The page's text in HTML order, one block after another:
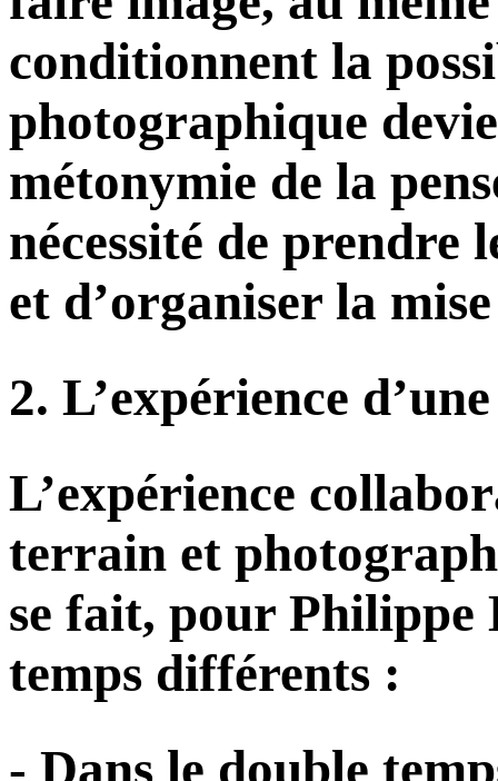
conditionnent la
photographique
métonymie de la
nécessité de prendre
et d’organiser la
2. L’expérience
L’expérience
terrain et
se fait, pour Philippe
temps différents :
- Dans le double